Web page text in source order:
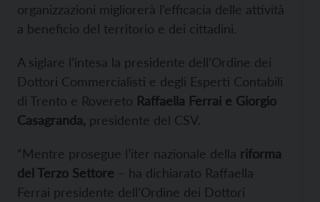
organizzazioni migliorerà l’efficacia delle attività
a beneficio del territorio e dei cittadini.
A siglare l’intesa la presidente dell’Ordine dei
Dottori Commercialisti e degli Esperti Contabili
di Trento e Rovereto Raffaella Ferrai e Giorgio
Casagranda, presidente del CSV.
“Mentre prosegue l’iter nazionale della riforma
del Terzo Settore – ha dichiarato Raffaella
Ferrai presidente dell’Ordine dei Dottori